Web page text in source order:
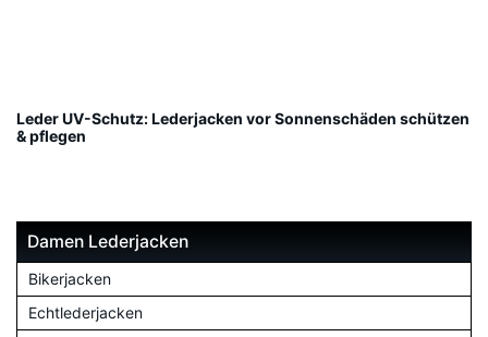
Leder UV-Schutz: Lederjacken vor Sonnenschäden schützen
& pflegen
Damen Lederjacken
Bikerjacken
Echtlederjacken